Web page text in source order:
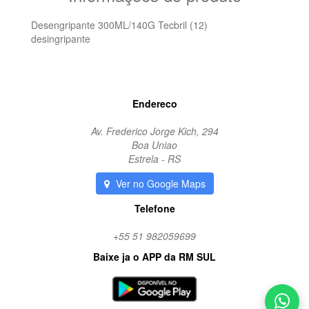
Desengripante 300ML/140G Tecbril (12)
desingripante
Endereco
Av. Frederico Jorge Kich, 294
Boa Uniao
Estrela - RS
Ver no Google Maps
Telefone
+55 51 982059699
Baixe ja o APP da RM SUL